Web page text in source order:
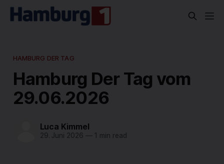
HAMBURG DER TAG
Hamburg Der Tag vom
29.06.2026
Luca Kimmel
29. Juni 2026 —1 min read